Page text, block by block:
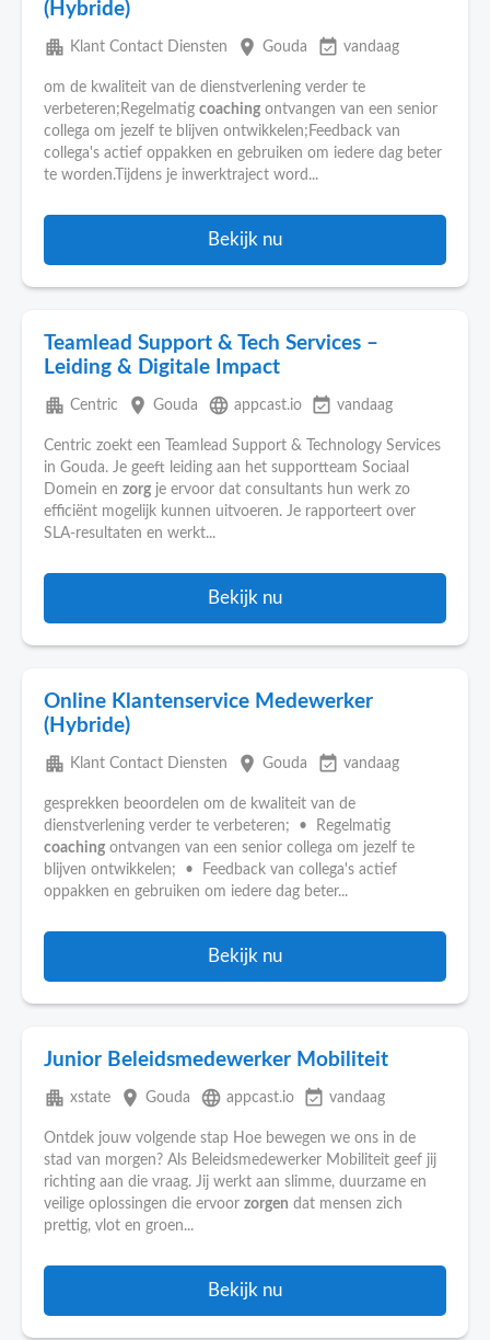
(Hybride)
apartment Klant Contact Diensten place Gouda event_available vandaag
om de kwaliteit van de dienstverlening verder te
verbeteren;Regelmatig coaching ontvangen van een senior
collega om jezelf te blijven ontwikkelen;Feedback van
collega's actief oppakken en gebruiken om iedere dag beter
te worden.Tijdens je inwerktraject word...
Bekijk nu
Teamlead Support & Tech Services –
Leiding & Digitale Impact
apartment Centric place Gouda language appcast.io event_available vandaag
Centric zoekt een Teamlead Support & Technology Services
in Gouda. Je geeft leiding aan het supportteam Sociaal
Domein en zorg je ervoor dat consultants hun werk zo
efficiënt mogelijk kunnen uitvoeren. Je rapporteert over
SLA-resultaten en werkt...
Bekijk nu
Online Klantenservice Medewerker
(Hybride)
apartment Klant Contact Diensten place Gouda event_available vandaag
gesprekken beoordelen om de kwaliteit van de
dienstverlening verder te verbeteren; • Regelmatig
coaching ontvangen van een senior collega om jezelf te
blijven ontwikkelen; • Feedback van collega's actief
oppakken en gebruiken om iedere dag beter...
Bekijk nu
Junior Beleidsmedewerker Mobiliteit
apartment xstate place Gouda language appcast.io event_available vandaag
Ontdek jouw volgende stap Hoe bewegen we ons in de
stad van morgen? Als Beleidsmedewerker Mobiliteit geef jij
richting aan die vraag. Jij werkt aan slimme, duurzame en
veilige oplossingen die ervoor zorgen dat mensen zich
prettig, vlot en groen...
Bekijk nu